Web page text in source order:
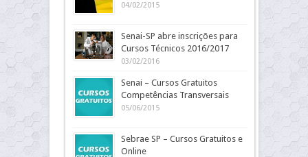
04/02/2015
Senai-SP abre inscrições para
Cursos Técnicos 2016/2017
03/02/2016
Senai – Cursos Gratuitos
Competências Transversais
05/06/2015
Sebrae SP – Cursos Gratuitos e
Online